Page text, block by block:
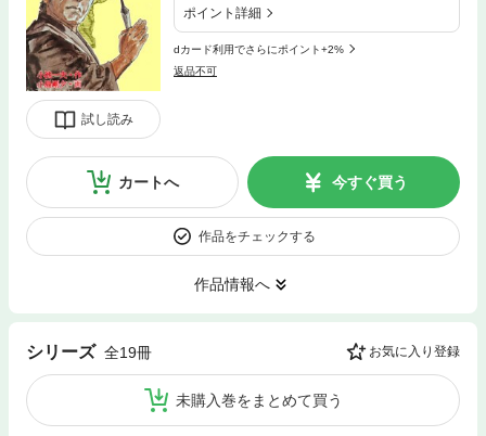
試し読み
ポイント詳細
dカード利用でさらにポイント+2%
返品不可
カートへ 今すぐ買う
作品をチェックする
作品情報へ
シリーズ 全19冊 お気に入り登録
未購入巻をまとめて買う